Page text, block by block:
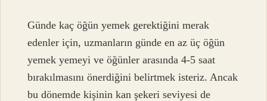
Günde kaç öğün yemek gerektiğini merak
edenler için, uzmanların günde en az üç öğün
yemek yemeyi ve öğünler arasında 4-5 saat
bırakılmasını önerdiğini belirtmek isteriz. Ancak
bu dönemde kişinin kan şekeri seviyesi de